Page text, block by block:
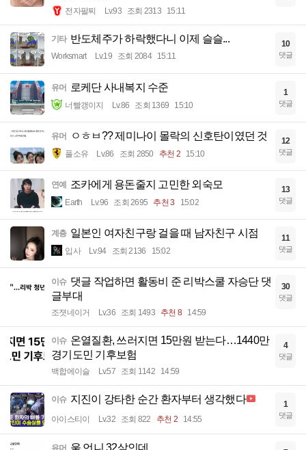
전자팔찌 Lv.93 조회 2313 15:11
기타 반도체주가 하락했다니 이제 슬슬...
Worksmart Lv.19 조회 2084 15:11
10
댓글
유머 로케단 사내복지 수준
너빨갱이지 Lv.86 조회 1369 15:10
1
댓글
유머 ㅇㅎㅂ?? 제미나이 몰락의 신호탄이였던 것
풀소유 Lv.86 조회 2850 추천 2 15:10
12
댓글
연예 조카에게 용돈줄지 고민한 외숙모
Earth Lv.96 조회 2695 추천 3 15:02
13
댓글
계층 일본인 여자친구랑 걸을 때 남자친구 시점
입사 Lv.94 조회 2136 15:02
11
댓글
이슈 댓글 작업하면 활동비 준 리박스쿨 자승단 댓
글부대
조졋네이거 Lv.36 조회 1493 추천 8 14:59
30
댓글
이슈 온열질환, 쓰러지면 15만원 받는다…1440만
경기도민 기후보험
백합에이슬 Lv.57 조회 1142 14:59
4
댓글
이슈 지진이 강타한 순간 환자부터 생각했다
아이스티이 Lv.32 조회 822 추천 2 14:55
1
댓글
유머 울 언니 32살인데